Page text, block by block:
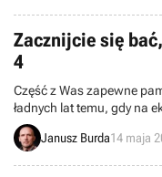
Zacznijcie się
4
Część z Was zapewne
ładnych lat temu, gdy na
pojawiła się pierwsza
bardzo dobra jak na tamte
Janusz Burda14 maja